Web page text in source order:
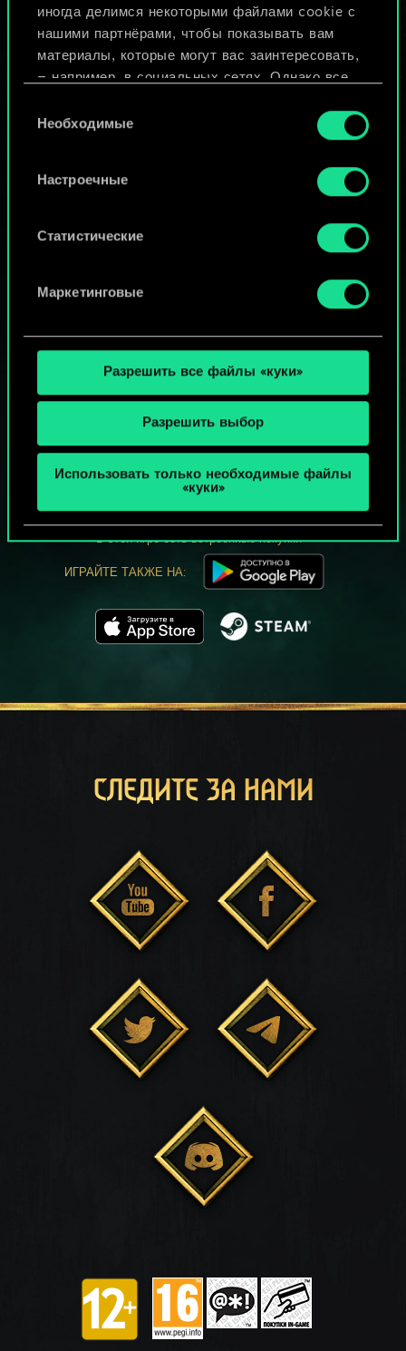
иногда делимся некоторыми файлами cookie с
нашими партнёрами, чтобы показывать вам
материалы, которые могут вас заинтересовать,
— например, в социальных сетях. Однако все
разрешения.
Найти подробную информацию о том, как мы
используем ваши файлы cookie, и изменить
«Настройки» ниже.
согласия
Необходимые
Настроечные
Статистические
Маркетинговые
Разрешить все файлы «куки»
Разрешить выбор
Использовать только необходимые файлы
«куки»
ИЛИ
МОЖЕТ ПАРТЕЕЧКУ В ГВИНТ?
ИГРАТЬ
БЕСПЛАТНО НА ПК
В этой игре есть встроенные покупки
ИГРАЙТЕ ТАКЖЕ НА:
СЛЕДИТЕ ЗА НАМИ